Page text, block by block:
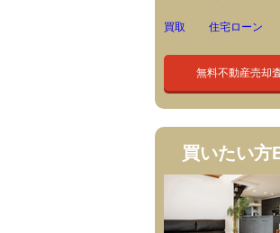
買取 住宅ローン
無料不動産売却
買いたい方